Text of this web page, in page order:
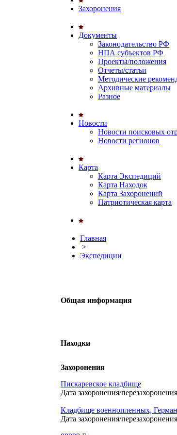
Захоронения
Документы
Законодательство РФ
НПА субъектов РФ
Проекты/положения
Отчеты/статьи
Методические
Архивные материалы
Разное
Новости
Новости поисковых
Новости регионов
Карта
Карта Экспедиций
Карта Находок
Карта Захоронений
Патриотическая карта
Главная
>
Экспедиции
Общая информация
Находки
Захоронения
Пискаревское кладбище
Дата захоронения/
Кладбище военнопленных,
Дата захоронения/